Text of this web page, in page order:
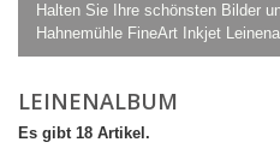
Halten Sie Ihre schönsten Bilder
Hahnemühle FineArt Inkjet
LEINENALBUM
Es gibt 18 Artikel.